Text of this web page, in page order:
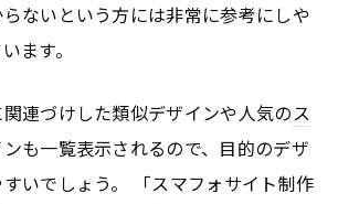
ないという方には非常に参考にしや
ます。
連づけした類似デザインや人気のス
も一覧表示されるので、目的のデザ
いでしょう。 「スマフォサイト制作